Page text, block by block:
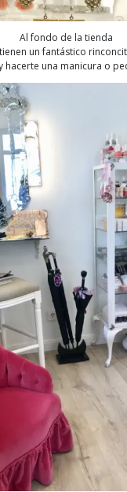
Al fondo de la tienda
tienen un fantástico
hacerte una manicura o